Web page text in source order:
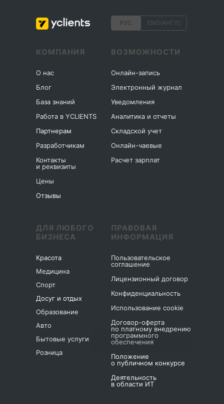
КОМПАНИЯ ВОЗМОЖНОСТИ
ПРАВОВАЯ
ИНФОРМАЦИЯ
ДЛЯ ЛЮБОГО
БИЗНЕСА
Онлайн-запись
Электронный журнал
Уведомления
Аналитика и отчеты
Складской учет
Расчет зарплат
Онлайн-чаевые
О нас
Блог
База знаний
Работа в YCLIENTS
Разработчикам
Контакты
и реквизиты
Цены
Партнерам
Отзывы
Медицина
Спорт
Розница
Красота
Авто
Образование
Бытовые услуги
Досуг и отдых
Пользовательское
соглашение
Лицензионный договор
Использование cookie
Конфиденциальность
Договор-оферта
по платному внедрению
программного
обеспечения
Положение
о публичном конкурсе
Деятельность
в области ИТ
РУС ENG(АНГЛ)